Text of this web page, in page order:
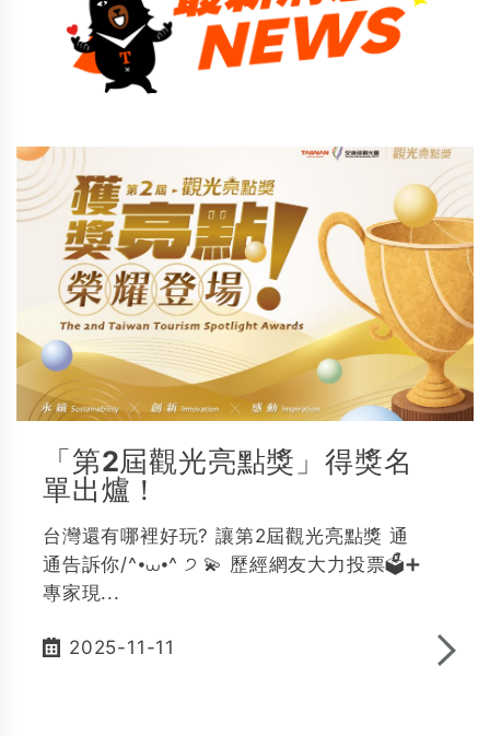
「第2屆觀光亮點獎」得獎名
單出爐！
台灣還有哪裡好玩? 讓第2屆觀光亮點獎 通
通告訴你/^⦁⩊⦁^ ੭ 💫 歷經網友大力投票🗳️➕
專家現...
2025-11-11